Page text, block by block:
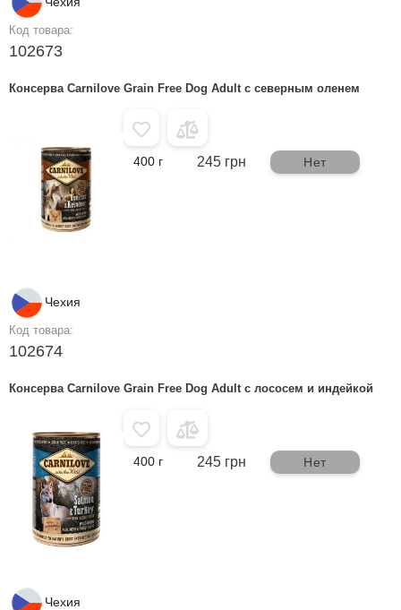
Код товара:
102673
Консерва Carnilove Grain Free Dog Adult с северным оленем
Чехия
Код товара:
102674
400 г 245 грн Нет
Консерва Carnilove Grain Free Dog Adult с лососем и индейкой
Чехия
400 г 245 грн Нет